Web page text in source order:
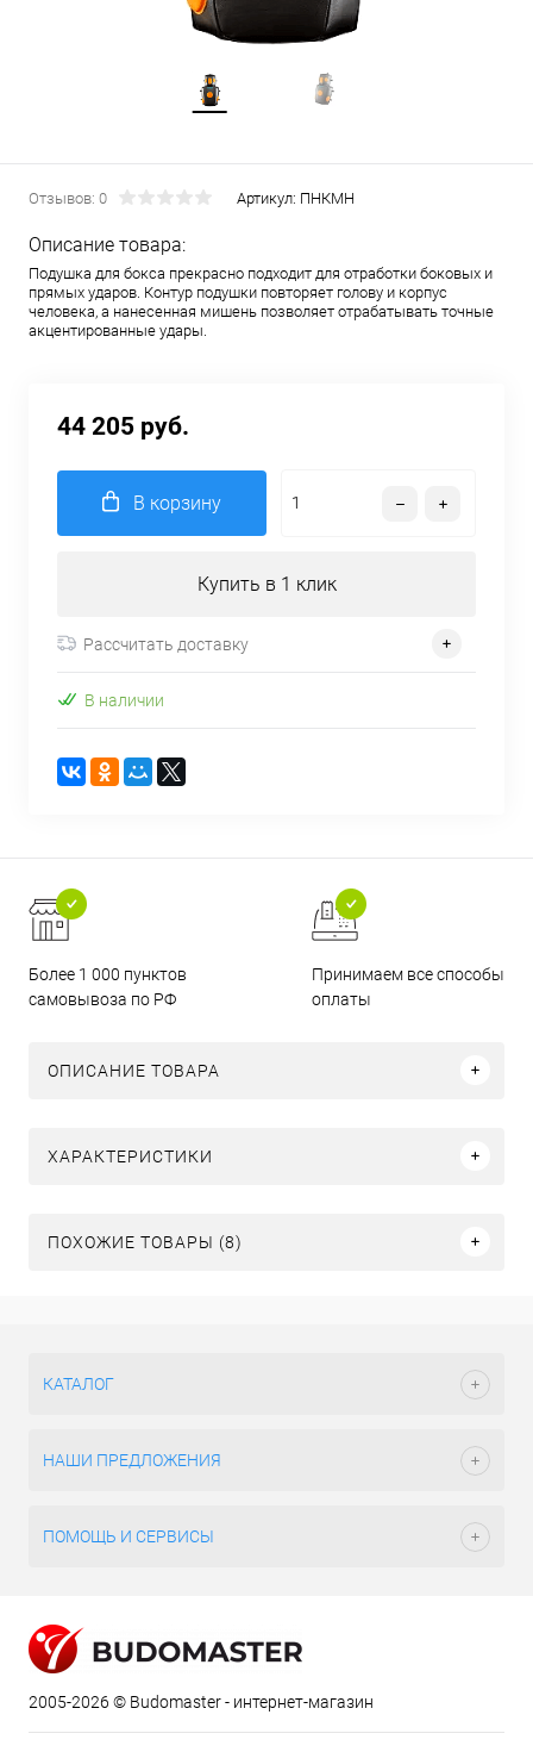
Отзывов: 0 Артикул: ПНКМН
Описание товара:
Подушка для бокса прекрасно подходит для отработки боковых и
прямых ударов. Контур подушки повторяет голову и корпус
человека, а нанесенная мишень позволяет отрабатывать точные
акцентированные удары.
44 205 руб.
В корзину
Купить в 1 клик
Рассчитать доставку
В наличии
Более 1 000 пунктов
самовывоза по РФ
Принимаем все способы
оплаты
ОПИСАНИЕ ТОВАРА
ХАРАКТЕРИСТИКИ
ПОХОЖИЕ ТОВАРЫ (8)
КАТАЛОГ
НАШИ ПРЕДЛОЖЕНИЯ
ПОМОЩЬ И СЕРВИСЫ
2005-2026 © Budomaster - интернет-магазин